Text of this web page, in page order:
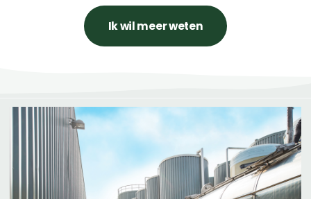
Ik wil meer weten